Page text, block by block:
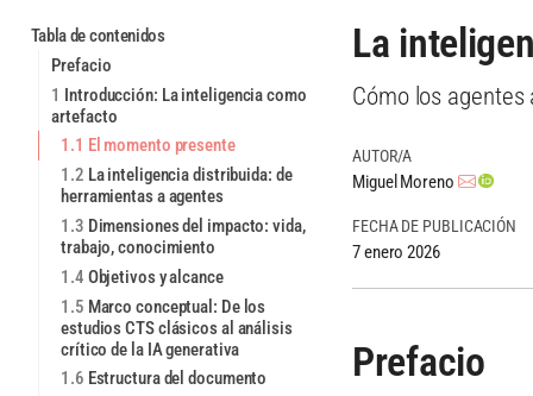
Tabla de contenidos
Prefacio
1 Introducción: La inteligencia como
artefacto
1.1 El momento presente
1.2 La inteligencia distribuida: de
herramientas a agentes
1.3 Dimensiones del impacto: vida,
trabajo, conocimiento
1.4 Objetivos y alcance
1.5 Marco conceptual: De los
estudios CTS clásicos al análisis
crítico de la IA generativa
1.6 Estructura del documento
La
Cómo los
AUTOR/A
Miguel Moreno
FECHA DE PUBLICACIÓN
7 enero 2026
Prefacio